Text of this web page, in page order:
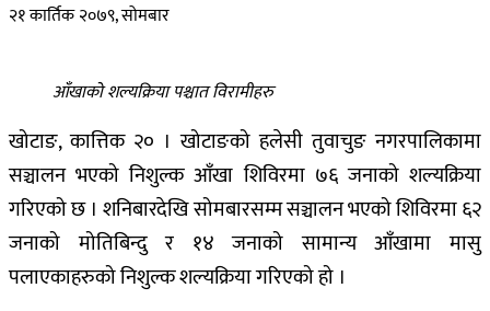
२१ कार्तिक २०७९, सोमबार
आँखाको शल्यक्रिया पश्चात विरामीहरु
खोटाङ, कात्तिक २० । खोटाङको हलेसी तुवाचुङ नगरपालिकामा
सञ्चालन भएको निशुल्क आँखा शिविरमा ७६ जनाको शल्यक्रिया
गरिएको छ । शनिबारदेखि सोमबारसम्म सञ्चालन भएको शिविरमा ६२
जनाको मोतिबिन्दु र १४ जनाको सामान्य आँखामा मासु
पलाएकाहरुको निशुल्क शल्यक्रिया गरिएको हो ।